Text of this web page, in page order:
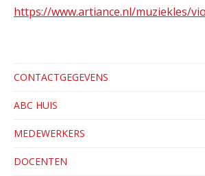
https://www.artiance.nl/muziekles/
CONTACTGEGEVENS
ABC HUIS
MEDEWERKERS
DOCENTEN